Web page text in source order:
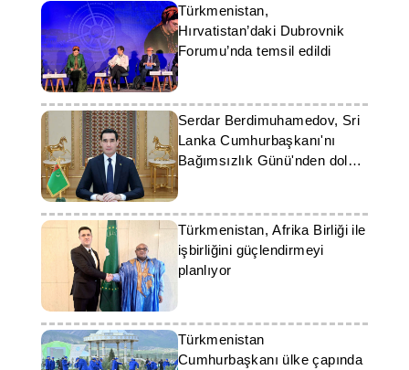
Türkmenistan,
Hırvatistan’daki Dubrovnik
Forumu’nda temsil edildi
Serdar Berdimuhamedov, Sri
Lanka Cumhurbaşkanı'nı
Bağımsızlık Günü'nden dolayı
tebrik etti
Türkmenistan, Afrika Birliği ile
işbirliğini güçlendirmeyi
planlıyor
Türkmenistan
Cumhurbaşkanı ülke çapında